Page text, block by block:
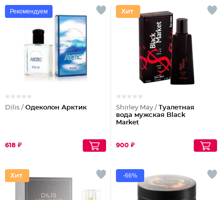
Рекомендуем
Dilis / Одеколон Арктик
618 ₽
Shirley May / Туалетная
вода мужская Black
Market
900 ₽
-66%